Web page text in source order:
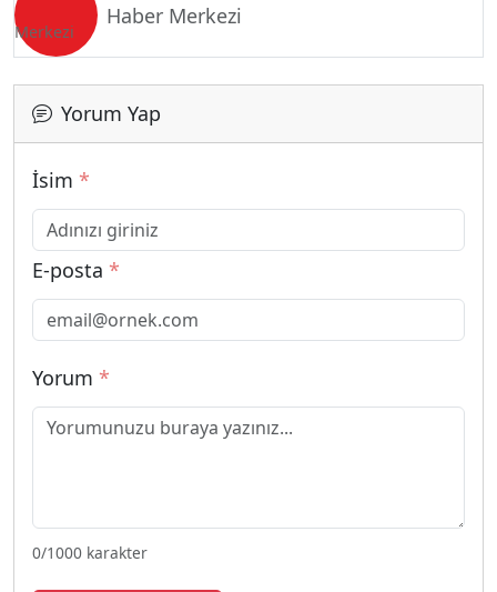
Haber Merkezi
Yorum Yap
İsim *
E-posta *
Yorum *
0/1000 karakter